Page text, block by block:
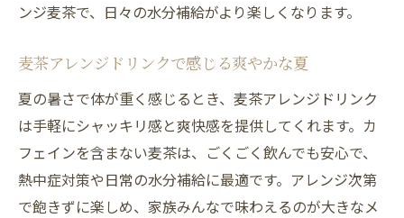
ンジ麦茶で、日々の水分補給がより楽しくなります。
麦茶アレンジドリンクで感じる爽やかな夏
夏の暑さで体が重く感じるとき、麦茶アレンジドリンク
は手軽にシャッキリ感と爽快感を提供してくれます。カ
フェインを含まない麦茶は、ごくごく飲んでも安心で、
熱中症対策や日常の水分補給に最適です。アレンジ次第
で飽きずに楽しめ、家族みんなで味わえるのが大きなメ